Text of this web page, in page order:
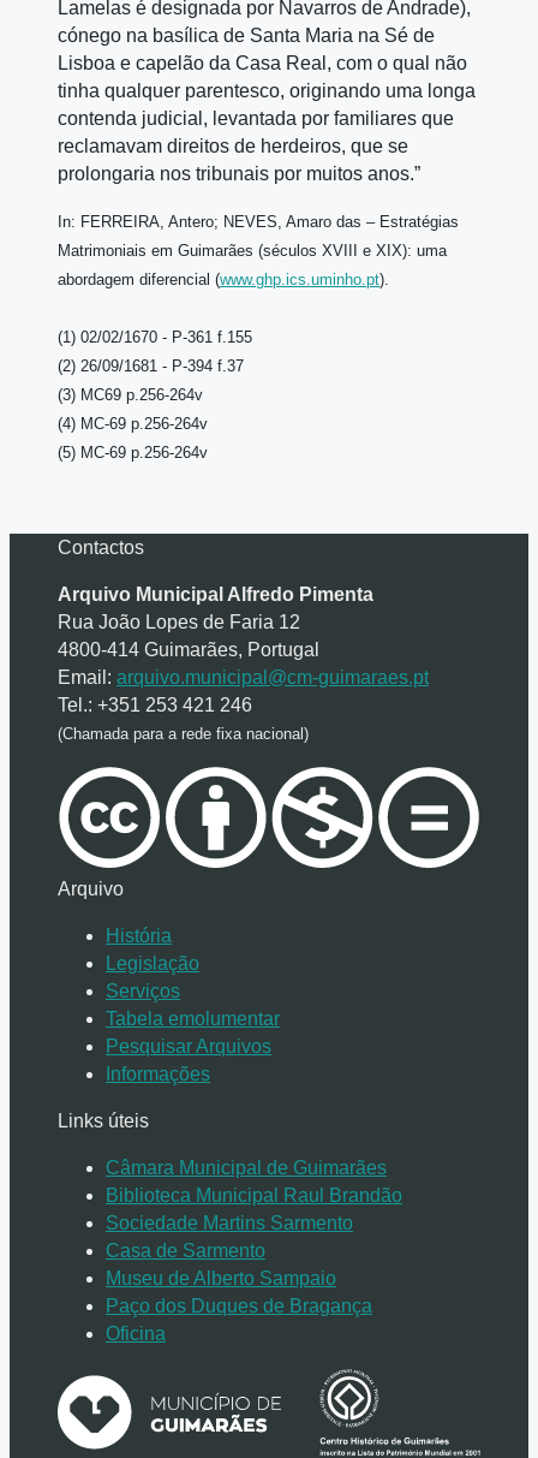
Lamelas é designada por Navarros de Andrade),
cónego na basílica de Santa Maria na Sé de
Lisboa e capelão da Casa Real, com o qual não
tinha qualquer parentesco, originando uma longa
contenda judicial, levantada por familiares que
reclamavam direitos de herdeiros, que se
prolongaria nos tribunais por muitos anos.”
In: FERREIRA, Antero; NEVES, Amaro das – Estratégias
Matrimoniais em Guimarães (séculos XVIII e XIX): uma
abordagem diferencial (www.ghp.ics.uminho.pt).
(1) 02/02/1670 - P-361 f.155
(2) 26/09/1681 - P-394 f.37
(3) MC69 p.256-264v
(4) MC-69 p.256-264v
(5) MC-69 p.256-264v
Contactos
Arquivo Municipal Alfredo Pimenta
Rua João Lopes de Faria 12
4800-414 Guimarães, Portugal
Email: arquivo.municipal@cm-guimaraes.pt
Tel.: +351 253 421 246
(Chamada para a rede fixa nacional)
Arquivo
História
Legislação
Serviços
Tabela emolumentar
Pesquisar Arquivos
Informações
Links úteis
Câmara Municipal de Guimarães
Biblioteca Municipal Raul Brandão
Sociedade Martins Sarmento
Casa de Sarmento
Museu de Alberto Sampaio
Paço dos Duques de Bragança
Oficina